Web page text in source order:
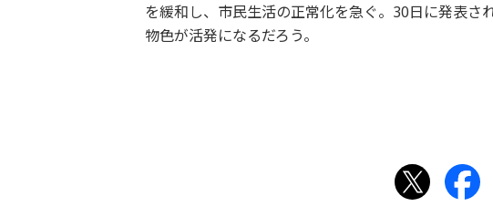
を緩和し、市民生活の正常化を急ぐ。30日に発表
物色が活発になるだろう。